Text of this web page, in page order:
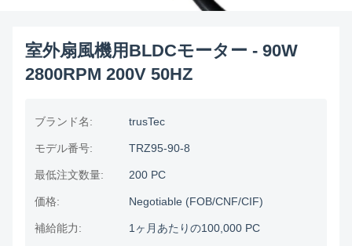
室外扇風機用BLDCモーター - 90W
2800RPM 200V 50HZ
ブランド名: trusTec
モデル番号: TRZ95-90-8
最低注文数量: 200 PC
価格: Negotiable (FOB/CNF/CIF)
補給能力: 1ヶ月あたりの100,000 PC